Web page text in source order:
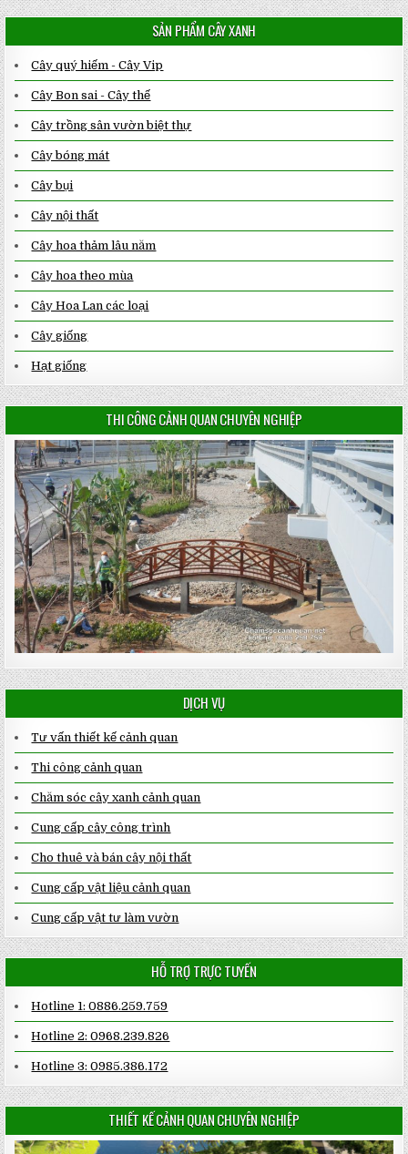
SẢN PHẨM CÂY XANH
Cây quý hiếm - Cây Vip
Cây Bon sai - Cây thế
Cây trồng sân vườn biệt thự
Cây bóng mát
Cây bụi
Cây nội thất
Cây hoa thảm lâu năm
Cây hoa theo mùa
Cây Hoa Lan các loại
Cây giống
Hạt giống
THI CÔNG CẢNH QUAN CHUYÊN NGHIỆP
DỊCH VỤ
Tư vấn thiết kế cảnh quan
Thi công cảnh quan
Chăm sóc cây xanh cảnh quan
Cung cấp cây công trình
Cho thuê và bán cây nội thất
Cung cấp vật liệu cảnh quan
Cung cấp vật tư làm vườn
HỖ TRỢ TRỰC TUYẾN
Hotline 1: 0886.259.759
Hotline 2: 0968.239.826
Hotline 3: 0985.386.172
THIẾT KẾ CẢNH QUAN CHUYÊN NGHIỆP